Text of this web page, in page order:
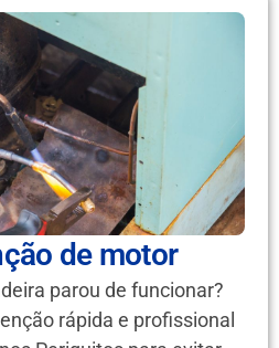
de motor
parou de funcionar?
rápida e profissional